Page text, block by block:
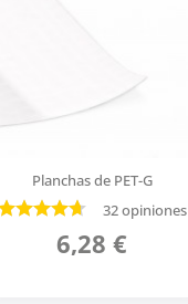
Planchas de PET-G
32 opiniones
6,28 €